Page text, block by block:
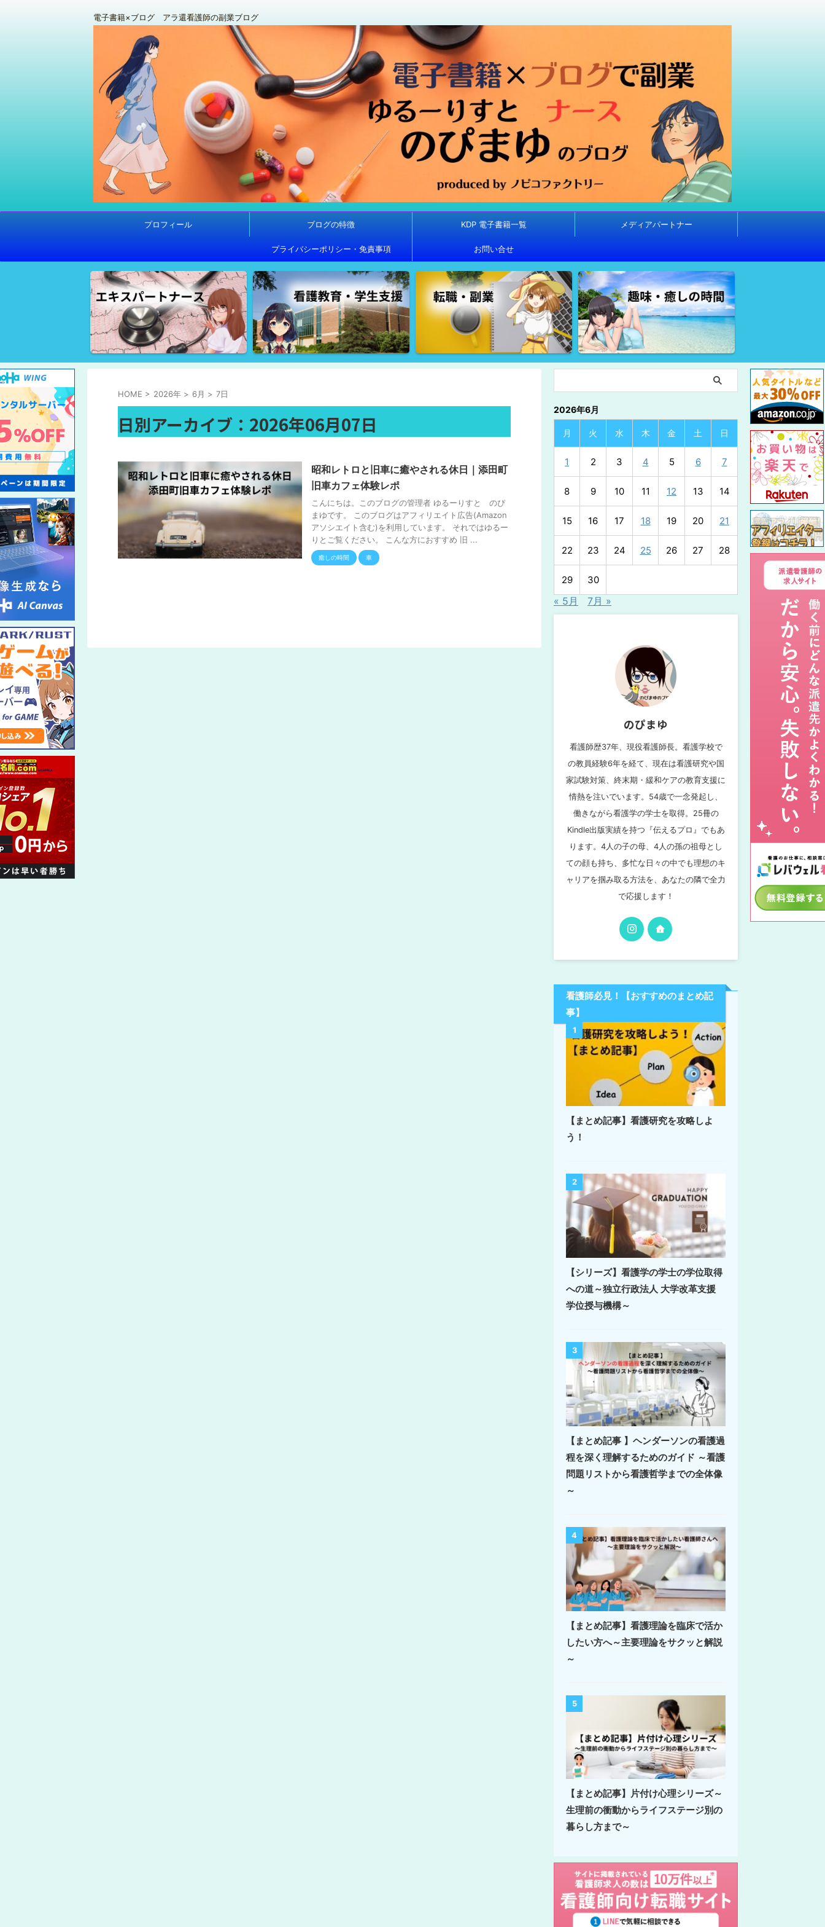
電子書籍×ブログ アラ還看護師の副業ブログ
プロフィール ブログの特徴 KDP 電子書籍一覧 メディアパートナー
プライバシーポリシー・免責事項 お問い合せ
HOME > 2026年 > 6月 > 7日
日別アーカイブ：2026年06月07日
昭和レトロと旧車に癒やされる休日｜添田町
旧車カフェ体験レポ
こんにちは。このブログの管理者 ゆるーりすと のぴ
まゆです。 このブログはアフィリエイト広告(Amazon
アソシエイト含む)を利用しています。 それではゆるー
りとご覧ください。 こんな方におすすめ 旧 ...
癒しの時間 車
2026年6月
月 火 水 木 金 土 日
1 2 3 4 5 6 7
8 9 10 11 12 13 14
15 16 17 18 19 20 21
22 23 24 25 26 27 28
29 30
« 5月 7月 »
のぴまゆ
看護師歴37年、現役看護師長。看護学校で
の教員経験6年を経て、現在は看護研究や国
家試験対策、終末期・緩和ケアの教育支援に
情熱を注いでいます。54歳で一念発起し、
働きながら看護学の学士を取得。25冊の
Kindle出版実績を持つ『伝えるプロ』でもあ
ります。4人の子の母、4人の孫の祖母とし
ての顔も持ち、多忙な日々の中でも理想のキ
ャリアを掴み取る方法を、あなたの隣で全力
で応援します！
看護師必見！【おすすめのまとめ記
事】
1
【まとめ記事】看護研究を攻略しよ
う！
2
【シリーズ】看護学の学士の学位取得
への道～独立行政法人 大学改革支援
学位授与機構～
3
【まとめ記事 】ヘンダーソンの看護過
程を深く理解するためのガイド ～看護
問題リストから看護哲学までの全体像
～
4
【まとめ記事】看護理論を臨床で活か
したい方へ～主要理論をサクッと解説
～
5
【まとめ記事】片付け心理シリーズ～
生理前の衝動からライフステージ別の
暮らし方まで～